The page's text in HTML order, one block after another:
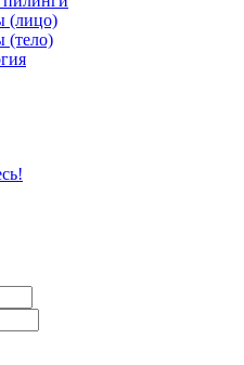
(лицо)
(тело)